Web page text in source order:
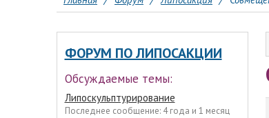
ФОРУМ ПО ЛИПОСАКЦИИ
Обсуждаемые темы:
Липоскульптурирование
Последнее сообщение: 4 года и 1 месяц